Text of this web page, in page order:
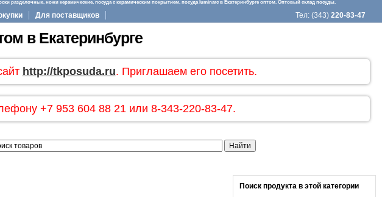
ножи керамические, посуда с керамическим покрытием, посуда luminarc в Екатеринбурге оптом. Оптовый склад посуды.
Для поставщиков Тел: (343) 220-83-47
в Екатеринбурге
http://tkposuda.ru. Приглашаем его посетить.
+7 953 604 88 21 или 8-343-220-83-47.
Поиск продукта в этой категории